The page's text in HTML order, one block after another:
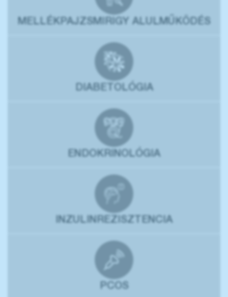
MELLÉKPAJZSMIRIGY ALULMŰKÖDÉS
DIABETOLÓGIA
ENDOKRINOLÓGIA
INZULINREZISZTENCIA
PCOS